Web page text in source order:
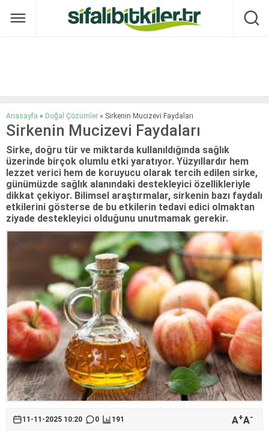
Anasayfa » Doğal Çözümler » Sirkenin Mucizevi Faydaları
Sirkenin Mucizevi Faydaları
Sirke, doğru tür ve miktarda kullanıldığında sağlık
üzerinde birçok olumlu etki yaratıyor. Yüzyıllardır hem
lezzet verici hem de koruyucu olarak tercih edilen sirke,
günümüzde sağlık alanındaki destekleyici özellikleriyle
dikkat çekiyor. Bilimsel araştırmalar, sirkenin bazı faydalı
etkilerini gösterse de bu etkilerin tedavi edici olmaktan
ziyade destekleyici olduğunu unutmamak gerekir.
11-11-2025 10:20 0 191 A+A-